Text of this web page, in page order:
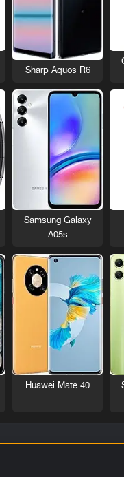
Sharp Aquos R6
Samsung Galaxy
A05s
Huawei Mate 40